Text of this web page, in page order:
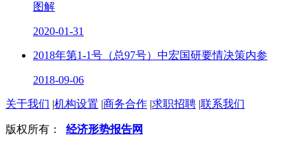
图解
2020-01-31
2018年第1-1号（总97号）中宏国研要情决策内参
2018-09-06
关于我们 |机构设置 |商务合作 |求职招聘 |联系我们
版权所有： 经济形势报告网